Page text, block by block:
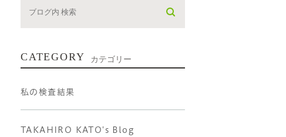
CATEGORY カテゴリー
私の検査結果
TAKAHIRO KATO's Blog